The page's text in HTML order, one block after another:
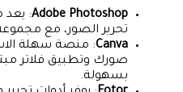
Adobe Photoshop: يعد
تحرير الصور، مع
Canva: منصة سهلة
صورك وتطبيق فلاتر
بسهولة.